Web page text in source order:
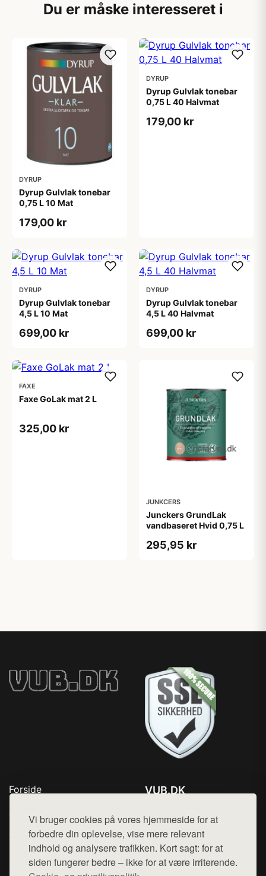
Vi bruger cookies på vores hjemmeside for at
forbedre din oplevelse, vise mere relevant
indhold og analysere trafikken. Kort sagt: for at
siden fungerer bedre – ikke for at være irriterende.
Du er måske interesseret i
DYRUP
Dyrup Gulvlak tonebar
0,75 L 10 Mat
179,00 kr
DYRUP
Dyrup Gulvlak tonebar
0,75 L 40 Halvmat
179,00 kr
DYRUP
Dyrup Gulvlak tonebar
4,5 L 10 Mat
699,00 kr
DYRUP
Dyrup Gulvlak tonebar
4,5 L 40 Halvmat
699,00 kr
FAXE
Faxe GoLak mat 2 L
325,00 kr
JUNKCERS
Junckers GrundLak
vandbaseret Hvid 0,75 L
295,95 kr
Forside
Top Rabatter
Jotun maling
Kontakt
VUB.DK
Mail: hej@want.dk
Cookie- og privatlivspolitik